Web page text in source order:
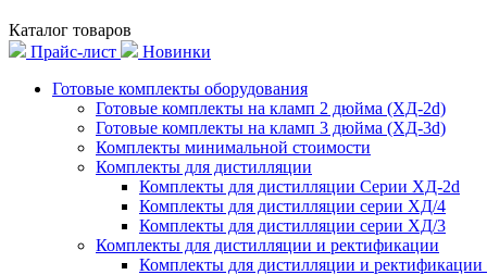
Каталог товаров
Прайс-лист
Новинки
Готовые комплекты оборудования
Готовые комплекты на кламп 2 дюйма (ХД-2d)
Готовые комплекты на кламп 3 дюйма (ХД-3d)
Комплекты минимальной стоимости
Комплекты для дистилляции
Комплекты для дистилляции Серии ХД-2d
Комплекты для дистилляции серии ХД/4
Комплекты для дистилляции серии ХД/3
Комплекты для дистилляции и ректификации
Комплекты для дистилляции и